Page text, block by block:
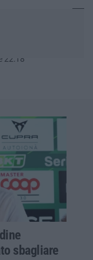
22:18
sbagliare